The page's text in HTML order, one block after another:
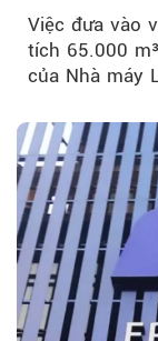
Việc đưa vào
tích 65.000
của Nhà máy